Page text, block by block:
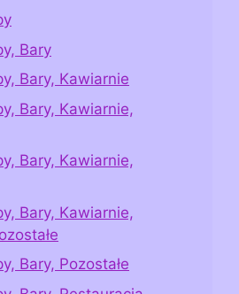
Bary
Bary, Kawiarnie
Bary, Kawiarnie,
Bary, Kawiarnie,
Bary, Kawiarnie,
Bary, Pozostałe